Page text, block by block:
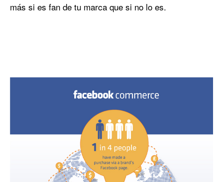
más si es fan de tu marca que si no lo es.